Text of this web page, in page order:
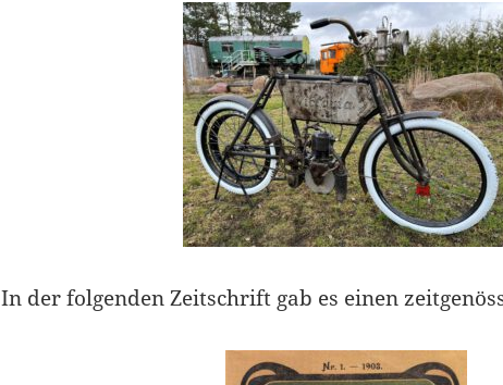
In der folgenden Zeitschrift gab es einen